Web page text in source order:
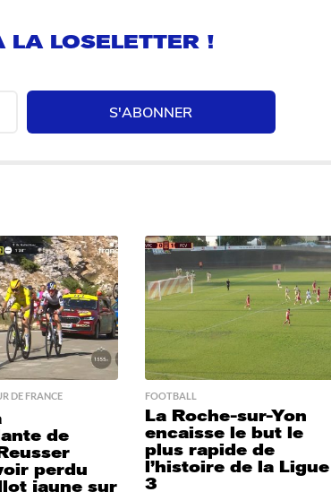
S'ABONNER
DE FRANCE
de
perdu
jaune sur
FOOTBALL
La Roche-sur-Yon
encaisse le but le
plus rapide de
l’histoire de la Ligue
3